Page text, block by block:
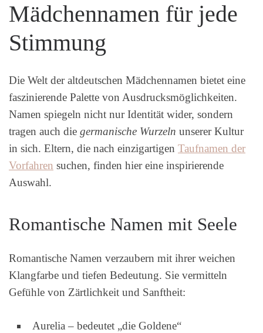
Mädchennamen für jede
Stimmung
Die Welt der altdeutschen Mädchennamen bietet eine
faszinierende Palette von Ausdrucksmöglichkeiten.
Namen spiegeln nicht nur Identität wider, sondern
tragen auch die germanische Wurzeln unserer Kultur
in sich. Eltern, die nach einzigartigen Taufnamen der
Vorfahren suchen, finden hier eine inspirierende
Auswahl.
Romantische Namen mit Seele
Romantische Namen verzaubern mit ihrer weichen
Klangfarbe und tiefen Bedeutung. Sie vermitteln
Gefühle von Zärtlichkeit und Sanftheit:
Aurelia – bedeutet „die Goldene“